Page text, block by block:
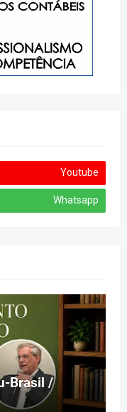
Youtube
Whatsapp
Brasil /